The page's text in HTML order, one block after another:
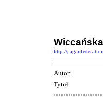
http://
Autor:
Tytuł: